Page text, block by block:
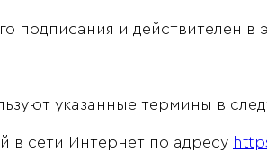
подписания и действителен в
указанные термины в
в сети Интернет по адресу